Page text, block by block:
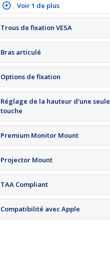
Voir 1 de plus
Trous de fixation VESA
Bras articulé
Options de fixation
Réglage de la hauteur d'une seule
touche
Premium Monitor Mount
Projector Mount
TAA Compliant
Compatibilité avec Apple